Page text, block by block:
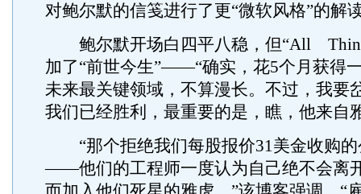
对鲍尔默的信笺进行了更“微软风格”的解
鲍尔默开场白四平八稳，但“All
加了“前世今生”——“确实，花5个月获得
未来最关键领域，不算漫长。不过，我要
我们已经胜利，最重要的是，瞧，他来自
“那个拒绝我们每股报价31美金收购的
——他们的工程师一度认为自己绝不会离